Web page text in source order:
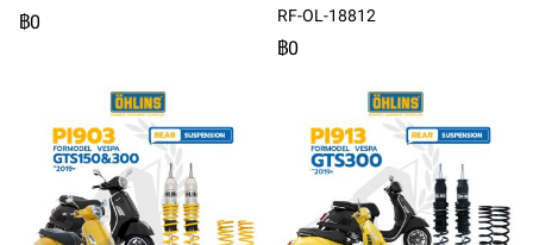
฿0 RF-OL-18812
฿0